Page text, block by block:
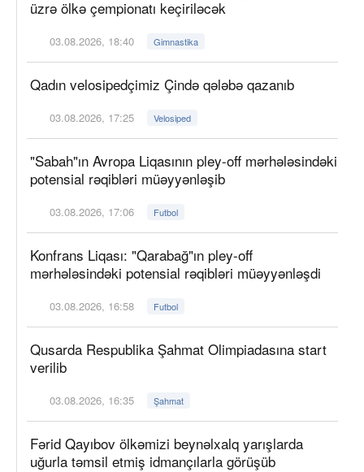
üzrə ölkə çempionatı keçiriləcək
03.08.2026, 18:40 Gimnastika
Qadın velosipedçimiz Çində qələbə qazanıb
03.08.2026, 17:25 Velosiped
"Sabah"ın Avropa Liqasının pley-off mərhələsindəki
potensial rəqibləri müəyyənləşib
03.08.2026, 17:06 Futbol
Konfrans Liqası: "Qarabağ"ın pley-off
mərhələsindəki potensial rəqibləri müəyyənləşdi
03.08.2026, 16:58 Futbol
Qusarda Respublika Şahmat Olimpiadasına start
verilib
03.08.2026, 16:35 Şahmat
Fərid Qayıbov ölkəmizi beynəlxalq yarışlarda
uğurla təmsil etmiş idmançılarla görüşüb